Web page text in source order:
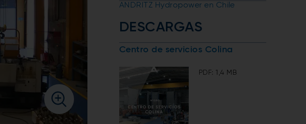
ANDRITZ Hydropower en Chile
DESCARGAS
Centro de servicios Colina
PDF: 1,4 MB